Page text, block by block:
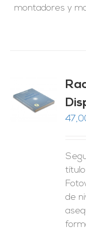
montadores y
de